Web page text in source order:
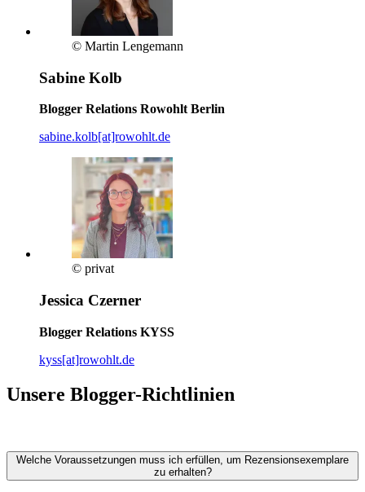
© Martin Lengemann
Sabine Kolb
Blogger Relations Rowohlt Berlin
sabine.kolb[at]rowohlt.de
© privat
Jessica Czerner
Blogger Relations KYSS
kyss[at]rowohlt.de
Unsere Blogger-Richtlinien
Welche Voraussetzungen muss ich erfüllen, um Rezensionsexemplare
zu erhalten?